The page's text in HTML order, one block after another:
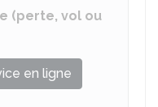
(perte, vol ou
en ligne